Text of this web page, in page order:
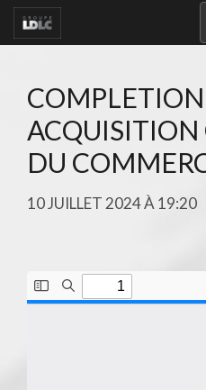
ACQUISITION
DU
10 JUILLET 2024 À 19:20